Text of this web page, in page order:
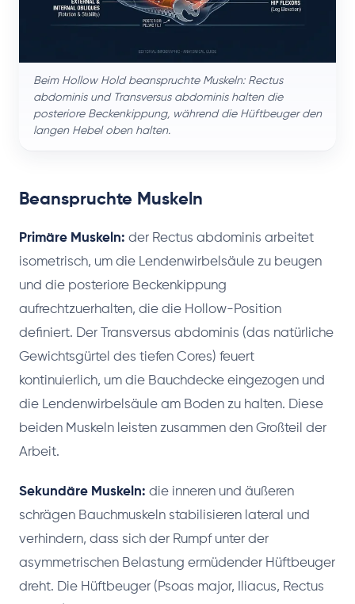
Beim Hollow Hold beanspruchte Muskeln: Rectus
abdominis und Transversus abdominis halten die
posteriore Beckenkippung, während die Hüftbeuger den
langen Hebel oben halten.
Beanspruchte Muskeln
Primäre Muskeln: der Rectus abdominis arbeitet
isometrisch, um die Lendenwirbelsäule zu beugen
und die posteriore Beckenkippung
aufrechtzuerhalten, die die Hollow-Position
definiert. Der Transversus abdominis (das natürliche
Gewichtsgürtel des tiefen Cores) feuert
kontinuierlich, um die Bauchdecke eingezogen und
die Lendenwirbelsäule am Boden zu halten. Diese
beiden Muskeln leisten zusammen den Großteil der
Arbeit.
Sekundäre Muskeln: die inneren und äußeren
schrägen Bauchmuskeln stabilisieren lateral und
verhindern, dass sich der Rumpf unter der
asymmetrischen Belastung ermüdender Hüftbeuger
dreht. Die Hüftbeuger (Psoas major, Iliacus, Rectus